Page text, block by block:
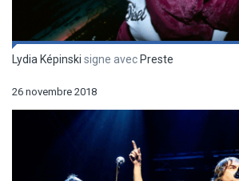
Lydia Képinski signe avec Preste
26 novembre 2018